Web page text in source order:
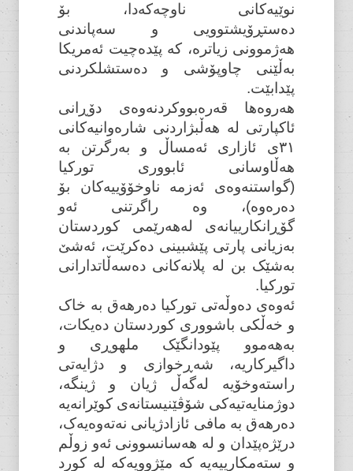
نوێیەکانی ناوچەکەدا، بۆ
دەستڕۆیشتوویی و سەپاندنی
هەژموونی زیاترە، کە پێدەچیت ئەمریکا
بەڵێنی چاوپۆشی و دەستشلکردنی
پێدابێت.
هەروەها قەرەبووکردنەوەی دۆڕانی
ئاکپارتی لە هەڵبژاردنی شارەوانیەکانی
٣١ی ئازاری ئەمساڵ و بەرگرتن بە
هەڵاوسانی ئابووری تورکیا
(گواستنەوەی ئەزمە ناوخۆۆییەکان بۆ
دەرەوە)، وە راگرتنی ئەو
گۆڕانکارییانەی لەهەرێمی کوردستان
بەزیانی پارتی پێشبینی دەکرێت، ئەشێ
بەشێک بن لە پلانەکانی دەسەڵاتدارانی
تورکیا.
ئەوەی دەوڵەتی تورکیا دەرهەق بە خاک
و خەڵکی باشووری کوردستان دەیکات،
بەهەموو پێودانگێک ملهوڕی و
داگیرکاریە، شەڕخوازی و دژایەتی
راستەوخۆیە لەگەڵ ژیان و ژینگە،
دوژمنایەتیەکی شۆڤێنیستانەی کوێرانەیە
دەرهەق بە مافی ئازادژیانی نەتەوەیەک،
درێژەپێدان و لە هەسانسوونی ئەو زوڵم
و ستەمکارییەیە کە مێژوویەکە لە کورد